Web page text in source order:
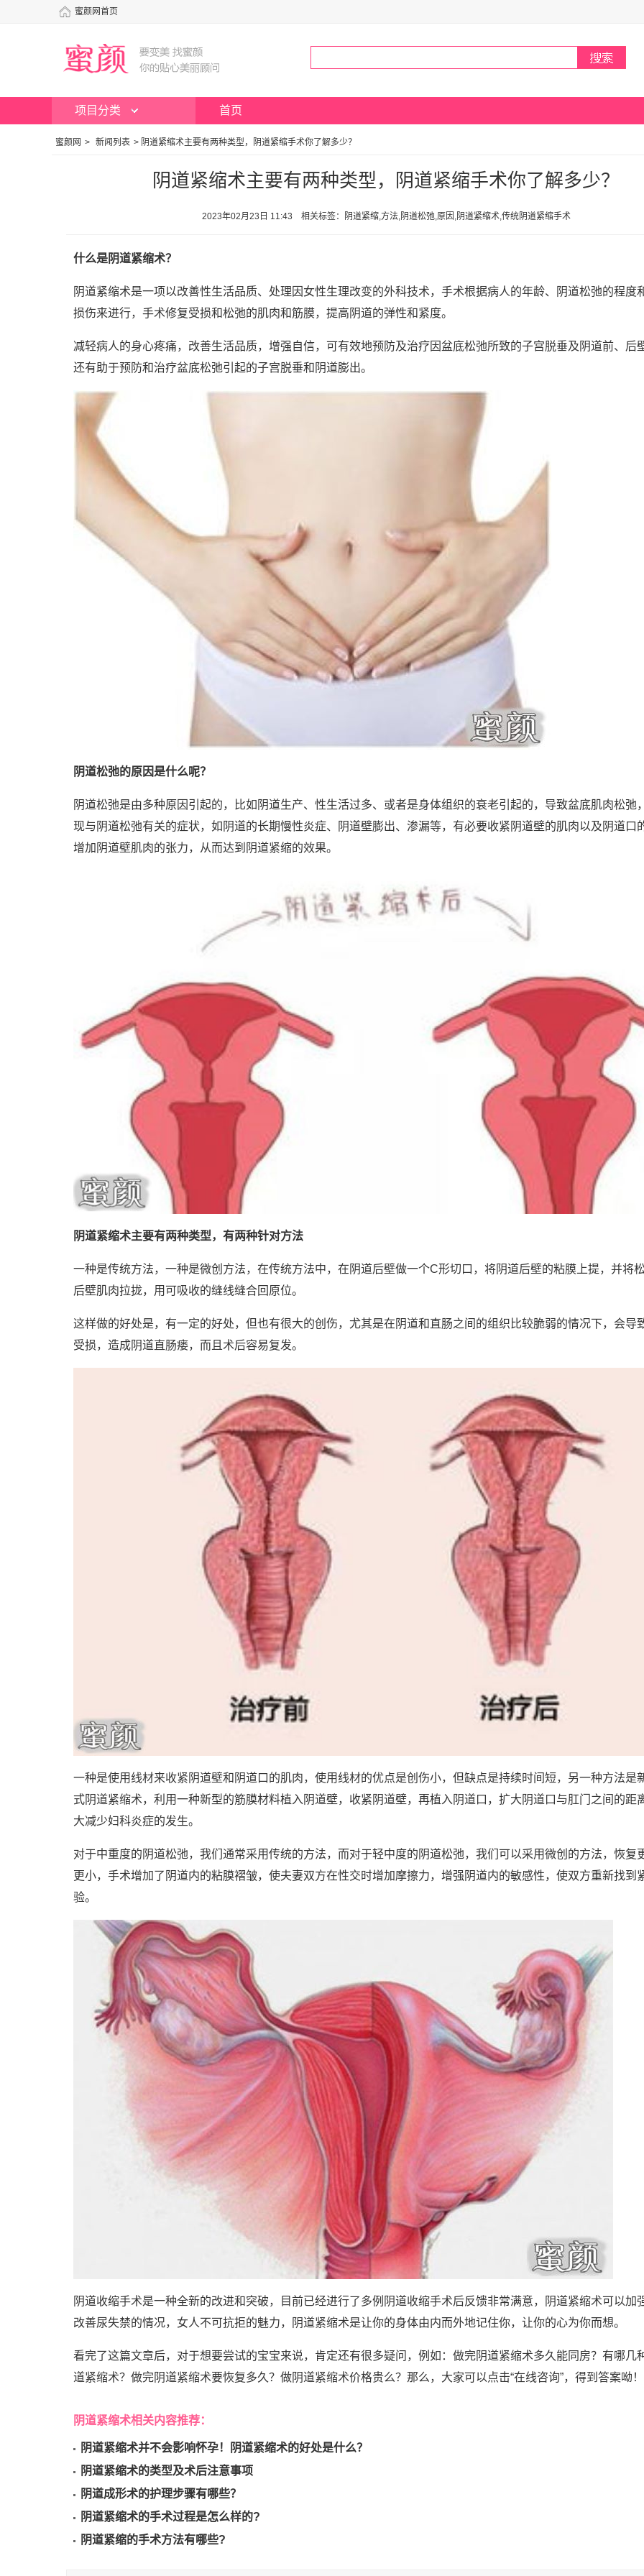
蜜颜网首页
项目分类 首页
蜜颜网 > 新闻列表 > 阴道紧缩术主要有两种类型，阴道紧缩手术你了解多少？
阴道紧缩术主要有两种类型，阴道紧缩手术你了解多少？
2023年02月23日 11:43 相关标签：阴道紧缩,方法,阴道松弛,原因,阴道紧缩术,传统阴道紧缩手术
什么是阴道紧缩术？
阴道紧缩术是一项以改善性生活品质、处理因女性生理改变的外科技术，手术根据病人的年龄、阴道松弛的程度
损伤来进行，手术修复受损和松弛的肌肉和筋膜，提高阴道的弹性和紧度。
减轻病人的身心疼痛，改善生活品质，增强自信，可有效地预防及治疗因盆底松弛所致的子宫脱垂及阴道前、后
还有助于预防和治疗盆底松弛引起的子宫脱垂和阴道膨出。
阴道松弛的原因是什么呢？
阴道松弛是由多种原因引起的，比如阴道生产、性生活过多、或者是身体组织的衰老引起的，导致盆底肌肉松弛
现与阴道松弛有关的症状，如阴道的长期慢性炎症、阴道壁膨出、渗漏等，有必要收紧阴道壁的肌肉以及阴道口
增加阴道壁肌肉的张力，从而达到阴道紧缩的效果。
阴道紧缩术主要有两种类型，有两种针对方法
一种是传统方法，一种是微创方法，在传统方法中，在阴道后壁做一个C形切口，将阴道后壁的粘膜上提，并将
后壁肌肉拉拢，用可吸收的缝线缝合回原位。
这样做的好处是，有一定的好处，但也有很大的创伤，尤其是在阴道和直肠之间的组织比较脆弱的情况下，会导
受损，造成阴道直肠瘘，而且术后容易复发。
一种是使用线材来收紧阴道壁和阴道口的肌肉，使用线材的优点是创伤小，但缺点是持续时间短，另一种方法是
式阴道紧缩术，利用一种新型的筋膜材料植入阴道壁，收紧阴道壁，再植入阴道口，扩大阴道口与肛门之间的距
大减少妇科炎症的发生。
对于中重度的阴道松弛，我们通常采用传统的方法，而对于轻中度的阴道松弛，我们可以采用微创的方法，恢复
更小，手术增加了阴道内的粘膜褶皱，使夫妻双方在性交时增加摩擦力，增强阴道内的敏感性，使双方重新找到
验。
阴道收缩手术是一种全新的改进和突破，目前已经进行了多例阴道收缩手术后反馈非常满意，阴道紧缩术可以加
改善尿失禁的情况，女人不可抗拒的魅力，阴道紧缩术是让你的身体由内而外地记住你，让你的心为你而想。
看完了这篇文章后，对于想要尝试的宝宝来说，肯定还有很多疑问，例如：做完阴道紧缩术多久能同房？有哪几
道紧缩术？做完阴道紧缩术要恢复多久？做阴道紧缩术价格贵么？那么，大家可以点击“在线咨询”，得到答案呦！
阴道紧缩术相关内容推荐：
阴道紧缩术并不会影响怀孕！阴道紧缩术的好处是什么？
阴道紧缩术的类型及术后注意事项
阴道成形术的护理步骤有哪些？
阴道紧缩术的手术过程是怎么样的?
阴道紧缩的手术方法有哪些?